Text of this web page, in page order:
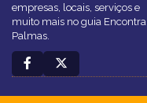
empresas, locais, serviços e
muito mais no guia Encontra
Palmas.